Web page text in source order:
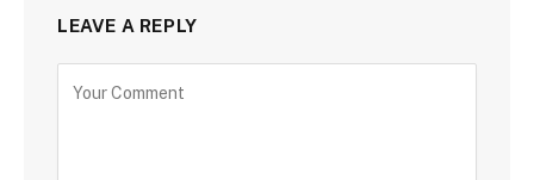
LEAVE A REPLY